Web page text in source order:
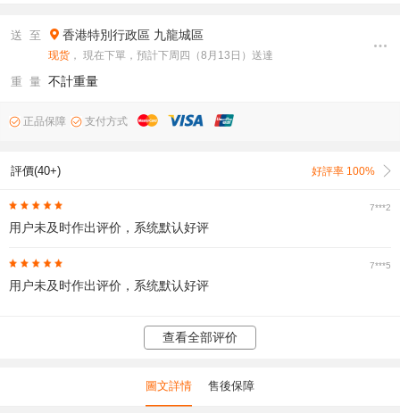
送 至 香港特別行政區 九龍城區
现货 ， 現在下單，預計下周四（8月13日）送達
重 量 不計重量
正品保障 支付方式
評價(40+) 好評率 100%
7***2
用户未及时作出评价，系统默认好评
7***5
用户未及时作出评价，系统默认好评
查看全部评价
圖文詳情 售後保障